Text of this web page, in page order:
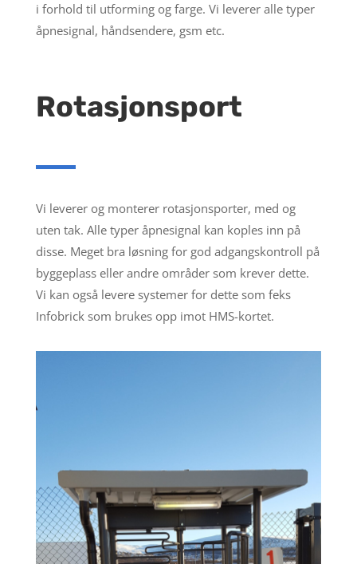
i forhold til utforming og farge. Vi leverer alle typer
åpnesignal, håndsendere, gsm etc.
Rotasjonsport
Vi leverer og monterer rotasjonsporter, med og
uten tak. Alle typer åpnesignal kan koples inn på
disse. Meget bra løsning for god adgangskontroll på
byggeplass eller andre områder som krever dette.
Vi kan også levere systemer for dette som feks
Infobrick som brukes opp imot HMS-kortet.